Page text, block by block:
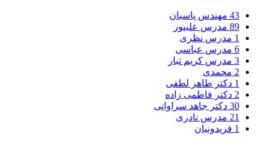
43 مهندس پاسبان
89 مدرس علیپور
1 مدرس نظری
6 مدرس عباسی
3 مدرس کریم تبار
2 محمدی
1 دکتر طاهر لطفی
2 دکتر فاطمی زاده
30 دکتر جاهد سراوانی
21 مدرس نادری
1 فریدونیان